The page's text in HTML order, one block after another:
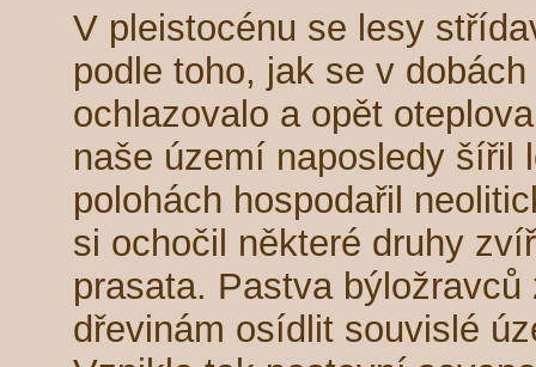
V pleistocénu se lesy
podle toho, jak se v
ochlazovalo a opět
naše území naposledy šířil
polohách hospodařil
si ochočil některé druhy
prasata. Pastva
dřevinám osídlit souvislé